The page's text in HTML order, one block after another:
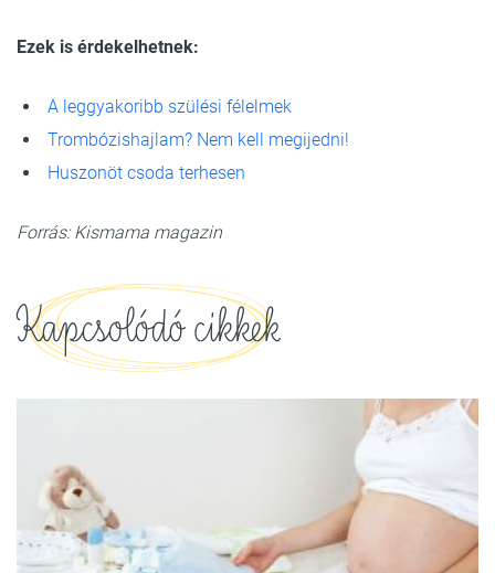
Ezek is érdekelhetnek:
A leggyakoribb szülési félelmek
Trombózishajlam? Nem kell megijedni!
Huszonöt csoda terhesen
Forrás: Kismama magazin
Kapcsolódó cikkek